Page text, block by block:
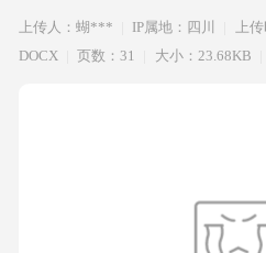
上传人：蝴*** IP属地：四川 上
DOCX
页数：31 大小：23.68KB